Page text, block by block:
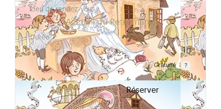
Lieu de rendez-vous
Accueil du Petit Trianon
Durée
1h
Gratuité
Gratuit pour les enfants de moins de 10 ans. Tarif
10 € Réserver